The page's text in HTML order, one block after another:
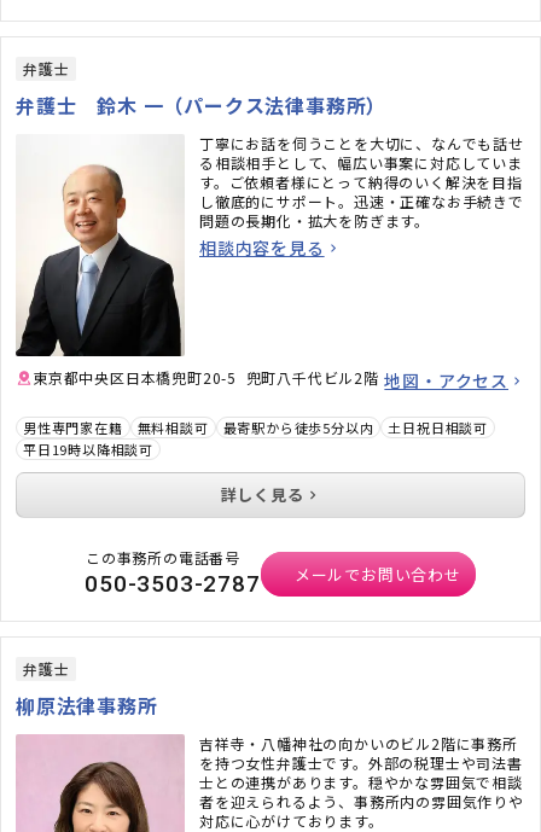
弁護士
弁護士 鈴木 一（パークス法律事務所）
丁寧にお話を伺うことを大切に、なんでも話せ
る相談相手として、幅広い事案に対応していま
す。ご依頼者様にとって納得のいく解決を目指
し徹底的にサポート。迅速・正確なお手続きで
問題の長期化・拡大を防ぎます。
相談内容を見る
東京都中央区日本橋兜町20-5 兜町八千代ビル2階 地図・アクセス
男性専門家在籍 無料相談可 最寄駅から徒歩5分以内
土日祝日相談可
平日19時以降相談可
詳しく見る
この事務所の電話番号
050-3503-2787 メールでお問い合わせ
弁護士
柳原法律事務所
吉祥寺・八幡神社の向かいのビル2階に事務所
を持つ女性弁護士です。外部の税理士や司法書
士との連携があります。穏やかな雰囲気で相談
者を迎えられるよう、事務所内の雰囲気作りや
対応に心がけております。